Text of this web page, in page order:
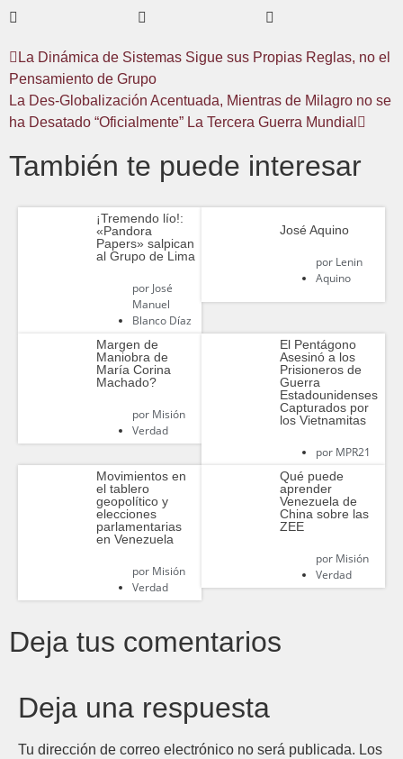
La Dinámica de Sistemas Sigue sus Propias Reglas, no el
Pensamiento de Grupo
La Des-Globalización Acentuada, Mientras de Milagro no se
ha Desatado “Oficialmente” La Tercera Guerra Mundial
También te puede interesar
¡Tremendo lío!:
«Pandora
Papers» salpican
al Grupo de Lima
porJosé
Manuel
Blanco Díaz
José Aquino
porLenin
Aquino
Margen de
Maniobra de
María Corina
Machado?
porMisión
Verdad
El Pentágono
Asesinó a los
Prisioneros de
Guerra
Estadounidenses
Capturados por
los Vietnamitas
porMPR21
Movimientos en
el tablero
geopolítico y
elecciones
parlamentarias
en Venezuela
porMisión
Verdad
Qué puede
aprender
Venezuela de
China sobre las
ZEE
porMisión
Verdad
Deja tus comentarios
Deja una respuesta
Tu dirección de correo electrónico no será publicada. Los